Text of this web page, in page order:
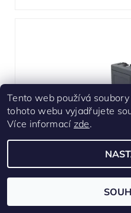
Modul USB 3.0 - malý
Skladem u dodavatele 14
Tento web používá
tohoto webu vyjadřujete
Více informací zde.